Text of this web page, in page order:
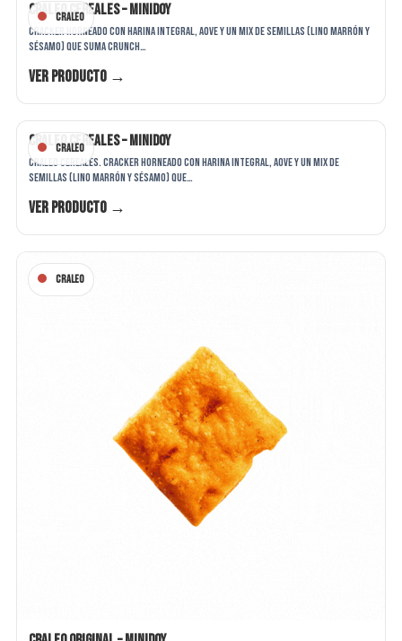
Craleo
Craleo Cereales – Minidoy
Cracker horneado con harina integral, AOVE y un mix de semillas (lino marrón y
sésamo) que suma crunch…
Ver producto →
Craleo
Craleo Cereales – Minidoy
Craleo Cereales. Cracker horneado con harina integral, AOVE y un mix de
semillas (lino marrón y sésamo) que…
Ver producto →
Craleo